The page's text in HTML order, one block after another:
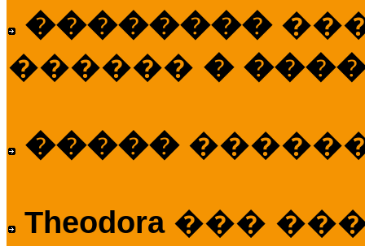
��������
������ �
�����
Theodora ���